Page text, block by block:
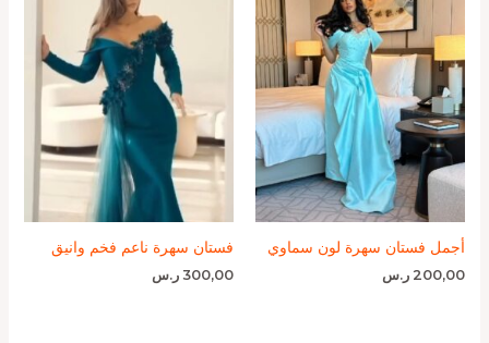
أجمل فستان سهرة لون سماوي
200,00 ر.س
فستان سهرة ناعم فخم وانيق
300,00 ر.س